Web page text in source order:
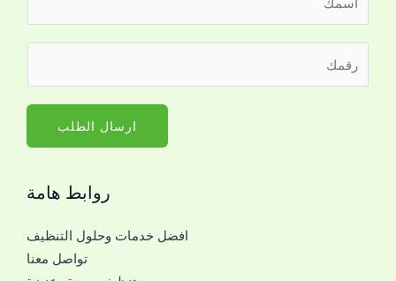
م
ارسال الطلب
روابط هامة
افضل خدمات وحلول التنظيف
تواصل معنا